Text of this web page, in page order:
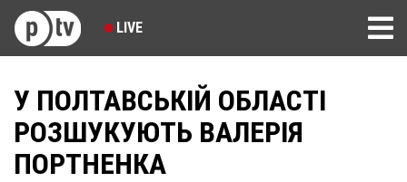
LIVE
У ПОЛТАВСЬКІЙ ОБЛАСТІ
РОЗШУКУЮТЬ ВАЛЕРІЯ
ПОРТНЕНКА